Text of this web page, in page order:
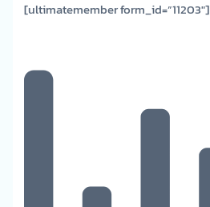
[ultimatemember form_id=”11203″]